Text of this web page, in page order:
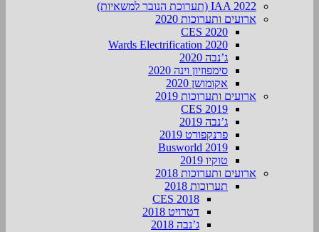
IAA 2022 (תערוכת הנובר למשאיות)
ארועים ותערוכות 2020
CES 2020
Wards Electrification 2020
ג’נבה 2020
סימפוזיון וינה 2020
אקומושן 2020
ארועים ותערוכות 2019
CES 2019
ג’נבה 2019
פרנקפורט 2019
Busworld 2019
טוקיו 2019
ארועים ותערוכות 2018
תערוכות 2018
CES 2018
דטרויט 2018
ג’נבה 2018